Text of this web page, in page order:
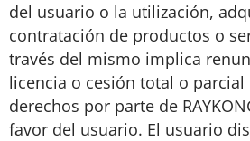
del usuario o la utilización,
contratación de productos o
través del mismo implica
licencia o cesión total o parcial
derechos por parte de
favor del usuario. El usuario